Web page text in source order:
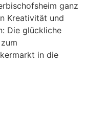
ganz
Kreativität und
Die glückliche
in die